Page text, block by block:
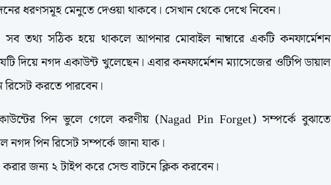
ধরণসমূহ মেনুতে দেওয়া থাকবে। সেখান থেকে দেখে নিবেন।
তথ্য সঠিক হয়ে থাকলে আপনার মোবাইল নাম্বারে একটি কনফার্মেশন
দিয়ে নগদ একাউন্ট খুলেছেন। এবার কনফার্মেশন ম্যাসেজের ওটিপি ডায়াল
করতে পারবেন।
পিন ভুলে গেলে করণীয় (Nagad Pin Forget) সম্পর্কে বুঝাতে
নগদ পিন রিসেট সম্পর্কে জানা যাক।
জন্য ২ টাইপ করে সেন্ড বাটনে ক্লিক করবেন।